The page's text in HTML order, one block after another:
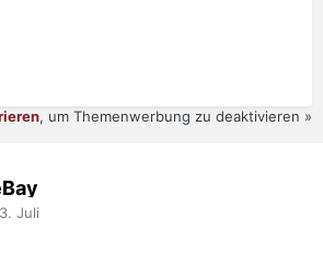
, um Themenwerbung zu deaktivieren »
3. Juli